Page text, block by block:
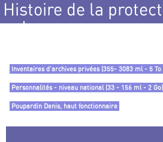
Histoire de la
nature
Inventaires d’archives privées (355- 3083 ml - 5
Personnalités - niveau national (33 - 156 ml - 2 Go)
Poupardin Denis, haut fonctionnaire